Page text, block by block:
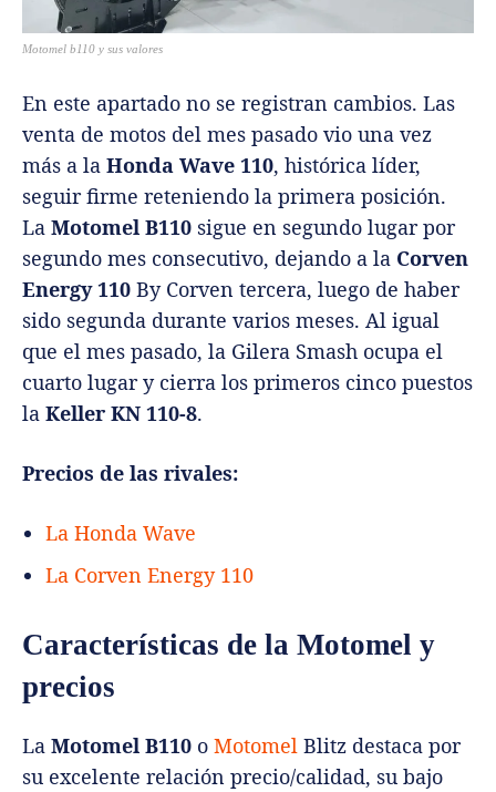
Motomel b110 y sus valores
En este apartado no se registran cambios. Las
venta de motos del mes pasado vio una vez
más a la Honda Wave 110, histórica líder,
seguir firme reteniendo la primera posición.
La Motomel B110 sigue en segundo lugar por
segundo mes consecutivo, dejando a la Corven
Energy 110 By Corven tercera, luego de haber
sido segunda durante varios meses. Al igual
que el mes pasado, la Gilera Smash ocupa el
cuarto lugar y cierra los primeros cinco puestos
la Keller KN 110-8.
Precios de las rivales:
La Honda Wave
La Corven Energy 110
Características de la Motomel y
precios
La Motomel B110 o Motomel Blitz destaca por
su excelente relación precio/calidad, su bajo